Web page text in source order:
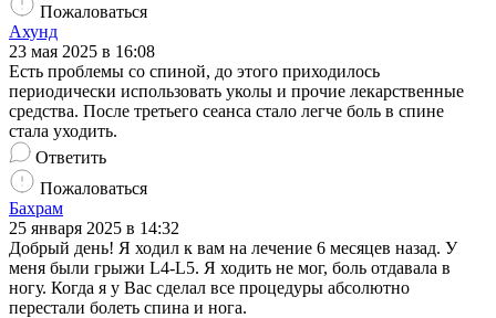
Пожаловаться
Ахунд
23 мая 2025 в 16:08
Есть проблемы со спиной, до этого приходилось
периодически использовать уколы и прочие лекарственные
средства. После третьего сеанса стало легче боль в спине
стала уходить.
Ответить
Пожаловаться
Бахрам
25 января 2025 в 14:32
Добрый день! Я ходил к вам на лечение 6 месяцев назад. У
меня были грыжи L4-L5. Я ходить не мог, боль отдавала в
ногу. Когда я у Вас сделал все процедуры абсолютно
перестали болеть спина и нога.